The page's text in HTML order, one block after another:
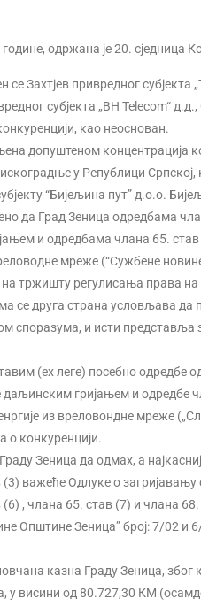
одржана је 20. сједница
се Захтјев привредног
субјекта „BH Telecom“
као неоснован.
допуштеном
у Републици
“Бијељина пут” д.о.о.
да Град Зеница одредбама
и одредбама члана 65.
мреже (“Сужбене
тржишту регулисања права
се друга страна условљава да
споразума, и исти
(еx леге) посебно одредбе
даљинским гријањем и одредбе
из вреловондне мреже
о конкуренцији.
Зеница да одмах, а
важеће Одлуке о
, члана 65. став (7) и члана
Општине Зеница” број: 7/02 и
казна Граду Зеница,
у висини од 80.727,30 КМ